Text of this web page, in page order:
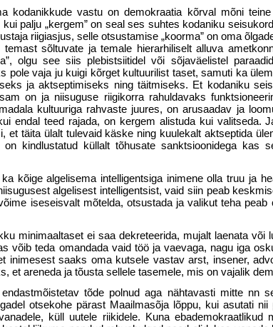
kodanikkude vastu on demokraatia kõrval mõni
palju „kergem” on seal ses suhtes kodaniku
riigiasjus, selle otsustamise „koorma” on oma
sõltuvate ja temale hierarhiliselt alluva
olgu see siis plebistsiitidel või sõjaväelistel
pole vaja ju kuigi kõrget kultuurilist taset, samuti ka
ja aktseptimiseks ning täitmiseks. Et kodaniku
on ja niisuguse riigikorra rahuldavaks
kultuuriga rahvaste juures, on arusaadav ja
endal teed rajada, on kergem alistuda kui valit­seda.
et täita ülalt tulevaid käske ning kuulekalt aktseptida
on kindlustatud küllalt tõhusate sanktsioo­nidega kas
kõige algelisema intelligentsiga ini­mene olla truu ja
algelisest intelligentsist, vaid siin peab
iseseisvalt mõtelda, otsustada ja valikut teha peab
minimaaltaset ei saa dekreteerida, mujalt laenata või
võib teda omandada vaid töö ja vaevaga, nagu iga
inimesest saaks oma kut­sele vastav arst, insener,
et areneda ja tõusta sellele tasemele, mis on vajalik
tõde polnud aga nähta­vasti mitte nn
otsekohe pärast Maailmasõja lõppu, kui asutati
küll uutele riikidele. Kuna ebademokraatlikud